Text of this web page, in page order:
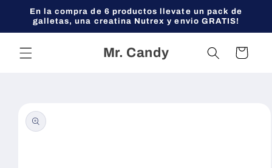
directamente
al contenido
En la compra de 6 productos llevate un pack de
galletas, una creatina Nutrex y envio GRATIS!
Mr. Candy Carrito
información